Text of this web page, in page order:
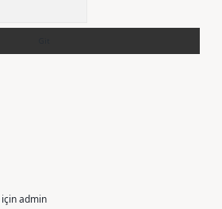
içinadmin